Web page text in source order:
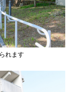
れます